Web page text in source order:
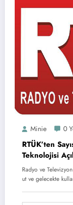
Minie 0
RTÜK’ten
Teknolojisi
Radyo ve
ut ve gelecekte